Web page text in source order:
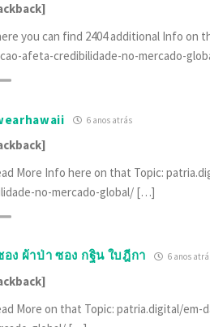
you can find 2404 additional Info on
afeta-credibilidade-no-mercado-
6 anos atrás
More Info here on that Topic:
no-mercado-global/ […]
ง ผ้าป่า ซอง กฐิน ใบฎีกา 6 anos
More on that Topic: patria.digital/